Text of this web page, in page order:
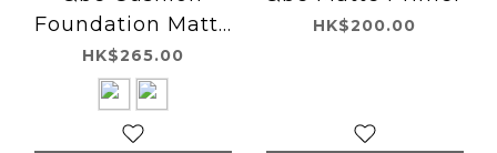
Foundation Matte
氣墊粉底(啞光)
HK$265.00
HK$200.00